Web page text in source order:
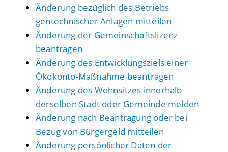
Änderung bezüglich des Betriebs
gentechnischer Anlagen mitteilen
Änderung der Gemeinschaftslizenz
beantragen
Änderung des Entwicklungsziels einer
Ökokonto-Maßnahme beantragen
Änderung des Wohnsitzes innerhalb
derselben Stadt oder Gemeinde melden
Änderung nach Beantragung oder bei
Bezug von Bürgergeld mitteilen
Änderung persönlicher Daten der